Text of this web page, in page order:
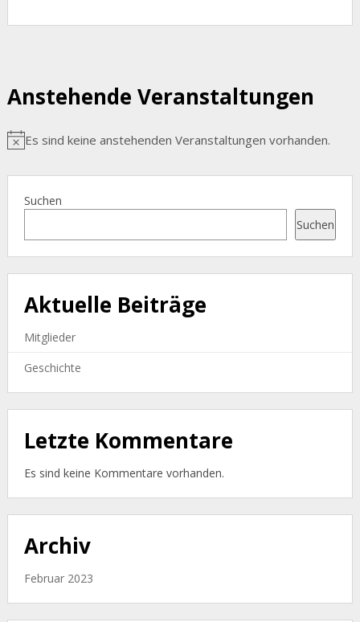
Anstehende Veranstaltungen
Hinweis
Es sind keine anstehenden Veranstaltungen vorhanden.
Suchen
Suchen
Aktuelle Beiträge
Mitglieder
Geschichte
Letzte Kommentare
Es sind keine Kommentare vorhanden.
Archiv
Februar 2023